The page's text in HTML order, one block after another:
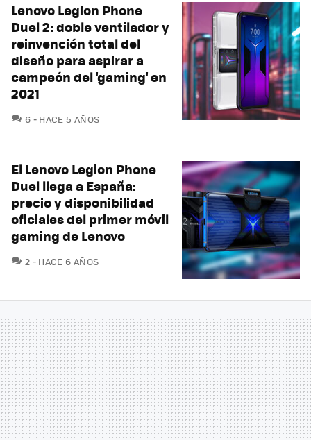
Lenovo Legion Phone
Duel 2: doble ventilador y
reinvención total del
diseño para aspirar a
campeón del 'gaming' en
2021
6 COMENTARIOS
HACE 5 AÑOS
El Lenovo Legion Phone
Duel llega a España:
precio y disponibilidad
oficiales del primer móvil
gaming de Lenovo
2 COMENTARIOS
HACE 6 AÑOS